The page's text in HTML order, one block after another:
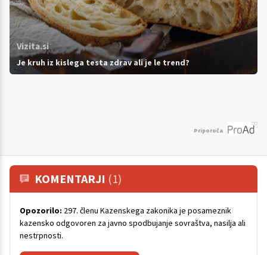
Vizita.si
Je kruh iz kislega testa zdrav ali je le trend?
Priporoča
KOMENTARJI (1)
Opozorilo: 297. členu Kazenskega zakonika je posameznik
kazensko odgovoren za javno spodbujanje sovraštva, nasilja ali
nestrpnosti.